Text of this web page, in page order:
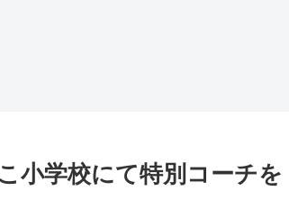
小学校にて特別コーチを